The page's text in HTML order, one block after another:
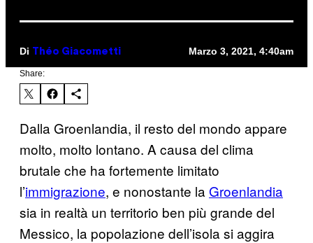
Di Théo Giacometti Marzo 3, 2021, 4:40am
Share:
Dalla Groenlandia, il resto del mondo appare
molto, molto lontano. A causa del clima
brutale che ha fortemente limitato
l’immigrazione, e nonostante la Groenlandia
sia in realtà un territorio ben più grande del
Messico, la popolazione dell’isola si aggira